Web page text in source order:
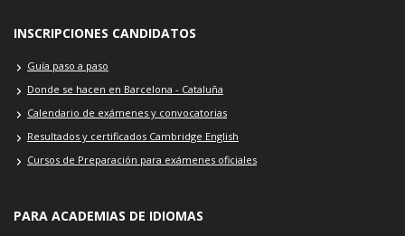
INSCRIPCIONES CANDIDATOS
Guía paso a paso
Donde se hacen en Barcelona - Cataluña
Calendario de exámenes y convocatorias
Resultados y certificados Cambridge English
Cursos de Preparación para exámenes oficiales
PARA ACADEMIAS DE IDIOMAS